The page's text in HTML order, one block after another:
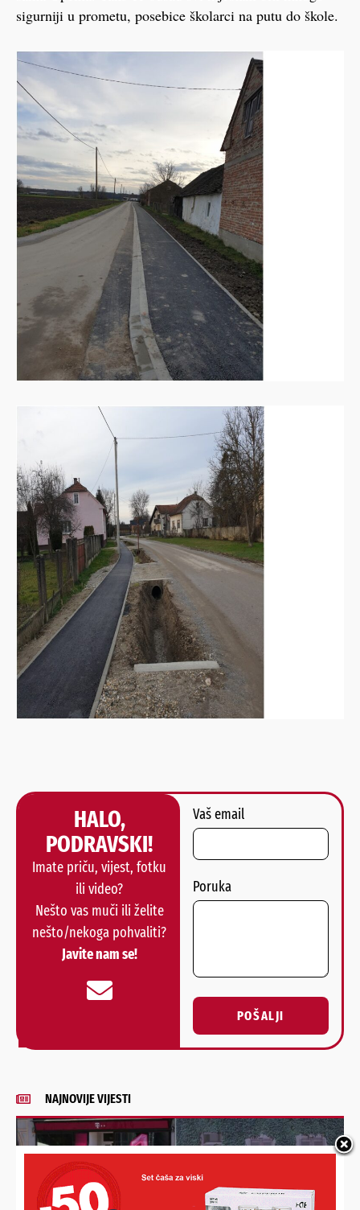
sigurniji u prometu, posebice školarci na putu do škole.
HALO,
PODRAVSKI!
Imate priču, vijest, fotku
ili video?
Nešto vas muči ili želite
nešto/nekoga pohvaliti?
Javite nam se!
Vaš email
Poruka
POŠALJI
Alternative:
NAJNOVIJE VIJESTI